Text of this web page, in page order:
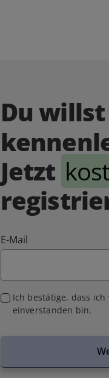
Du willst
Jetzt
E-Mail
Ich bestätige, dass
einverstanden bin.